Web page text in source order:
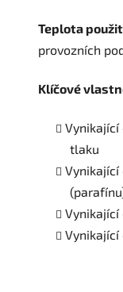
Teplota
provozních
Klíčové
tlaku
Vynikající
Vynikající